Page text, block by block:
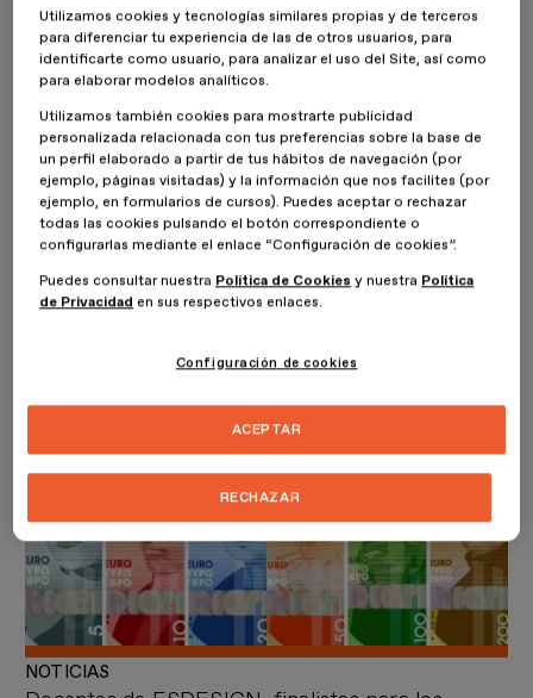
NOTICIAS
NOTICIAS
Utilizamos cookies y tecnologías similares propias y de terceros
para diferenciar tu experiencia de las de otros usuarios, para
identificarte como usuario, para analizar el uso del Site, así como
para elaborar modelos analíticos.
Utilizamos también cookies para mostrarte publicidad
personalizada relacionada con tus preferencias sobre la base de
un perfil elaborado a partir de tus hábitos de navegación (por
ejemplo, páginas visitadas) y la información que nos facilites (por
ejemplo, en formularios de cursos). Puedes aceptar o rechazar
todas las cookies pulsando el botón correspondiente o
configurarlas mediante el enlace “Configuración de cookies”.
Puedes consultar nuestra Política de Cookies y nuestra Política
de Privacidad en sus respectivos enlaces.
Configuración de cookies
RECHAZAR
ACEPTAR